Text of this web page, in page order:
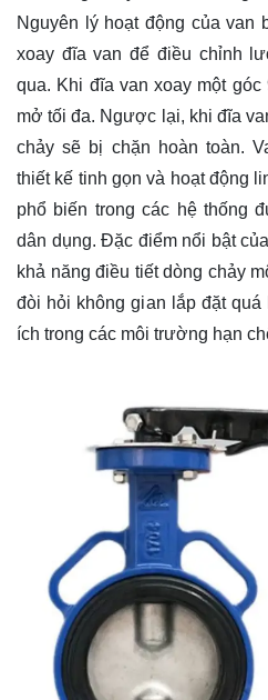
Nguyên lý hoạt động của
xoay đĩa van để điều chỉnh
qua. Khi đĩa van xoay một
mở tối đa. Ngược lại, khi đĩa
chảy sẽ bị chặn hoàn toàn.
thiết kế tinh gọn và hoạt động
phổ biến trong các hệ thống
dân dụng. Đặc điểm nổi bật
khả năng điều tiết dòng chảy
đòi hỏi không gian lắp đặt
ích trong các môi trường hạn